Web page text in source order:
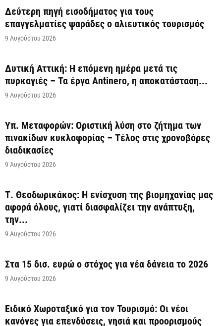
Δεύτερη πηγή εισοδήματος για τους
επαγγελματίες ψαράδες ο αλιευτικός τουρισμός
9 Αυγούστου 2026
Δυτική Αττική: Η επόμενη ημέρα μετά τις
πυρκαγιές – Τα έργα Antinero, η αποκατάσταση...
9 Αυγούστου 2026
Υπ. Μεταφορών: Οριστική λύση στο ζήτημα των
πινακίδων κυκλοφορίας – Τέλος στις χρονοβόρες
διαδικασίες
9 Αυγούστου 2026
Τ. Θεοδωρικάκος: Η ενίσχυση της βιομηχανίας μας
αφορά όλους, γιατί διασφαλίζει την ανάπτυξη,
την...
9 Αυγούστου 2026
Στα 15 δισ. ευρώ ο στόχος για νέα δάνεια το 2026
9 Αυγούστου 2026
Ειδικό Χωροταξικό για τον Τουρισμό: Οι νέοι
κανόνες για επενδύσεις, νησιά και προορισμούς